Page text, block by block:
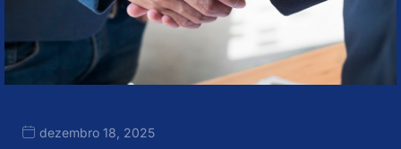
dezembro 18, 2025